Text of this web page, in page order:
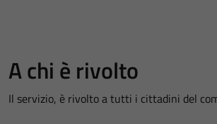
A chi è rivolto
Il servizio, è rivolto a tutti i cittadini del